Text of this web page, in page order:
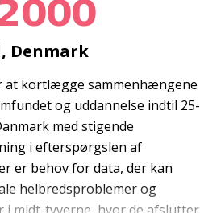
Denmark
at kortlægge sammenhængene
og uddannelse indtil 25-
med stigende
i efterspørgslen af
er behov for data, der kan
helbredsproblemer og
i midt-tyverne, hvor de afslutter